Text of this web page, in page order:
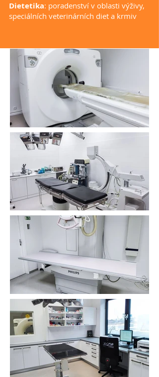
Dietetika: poradenství v oblasti výživy,
speciálních veterinárních diet a krmiv